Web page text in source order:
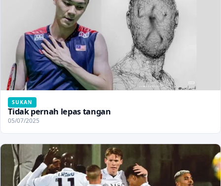
SUKAN
Tidak pernah lepas tangan
05/07/2025